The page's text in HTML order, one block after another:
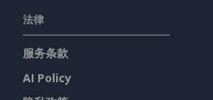
法律
服务条款
AI Policy